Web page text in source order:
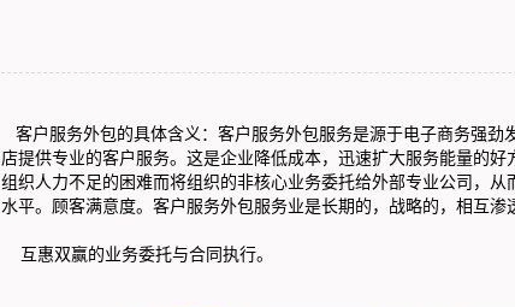
客户服务外包的具体含义：客户服务外包服务是源于电子商务强
店提供专业的客户服务。这是企业降低成本，迅速扩大服务能量的
组织人力不足的困难而将组织的非核心业务委托给外部专业公司，
水平。顾客满意度。客户服务外包服务业是长期的，战略的，相互渗
互惠双赢的业务委托与合同执行。